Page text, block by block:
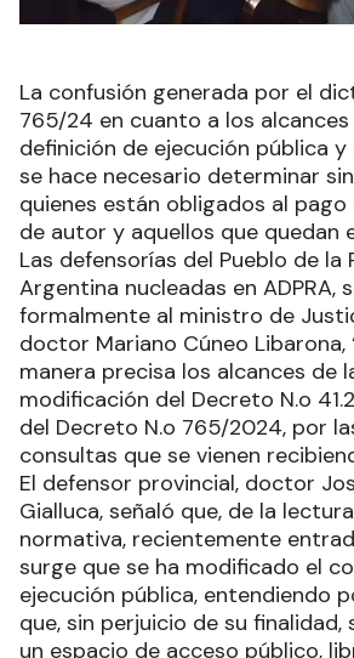
La confusión generada por el
765/24 en cuanto a los alcances
definición de ejecución pública
se hace necesario determinar
quienes están obligados al
de autor y aquellos que quedan
Las defensorías del Pueblo de la
Argentina nucleadas en ADPRA,
formalmente al ministro de
doctor Mariano Cúneo Libarona,
manera precisa los alcances de
modificación del Decreto N.o
del Decreto N.o 765/2024, por
consultas que se vienen
El defensor provincial, doctor
Gialluca, señaló que, de la
normativa, recientemente
surge que se ha modificado el
ejecución pública, entendiendo
que, sin perjuicio de su finalidad,
un espacio de acceso público,